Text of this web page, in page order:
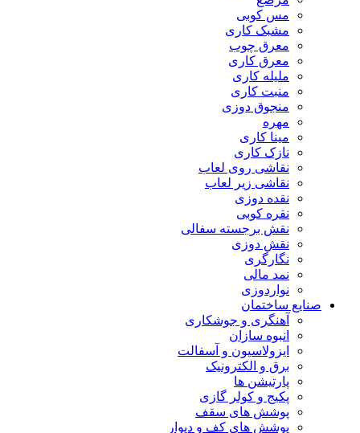
مس کوبی
مشبک کاری
معرق چوب
معرق کاری
مليله کاری
منبت کاری
منجوق دوزی
مهره
مینا کاری
نازک کاری
نقاشی روی لعاب
نقاشی زیر لعاب
نقده دوزی
نقره کوبی
نقش برجسته سفالی
نقش دوزی
نگارگری
نمد مالی
نواردوزی
صنایع ساختمان
آهنگری و جوشکاری
انبوه سازان
ایزولاسیون و آسفالت
برق و الکترونیک
پارتیشن ها
پکیج و کولر گازی
پوشش های سقف
پوشش های کف و دیوار